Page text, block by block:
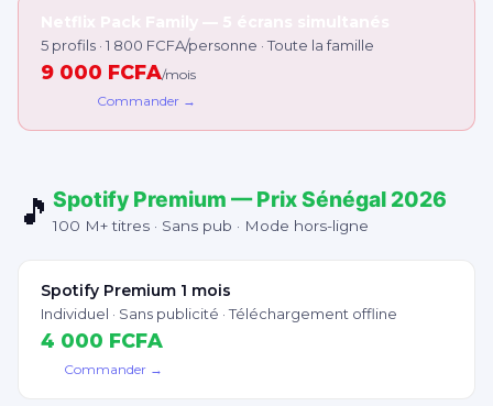
5 profils · 1 800 FCFA/personne · Toute la famille
9 000 FCFA/mois
Commander →
🎵Spotify Premium — Prix Sénégal 2026
100 M+ titres · Sans pub · Mode hors-ligne
Spotify Premium 1 mois
Individuel · Sans publicité · Téléchargement offline
4 000 FCFA
Commander →